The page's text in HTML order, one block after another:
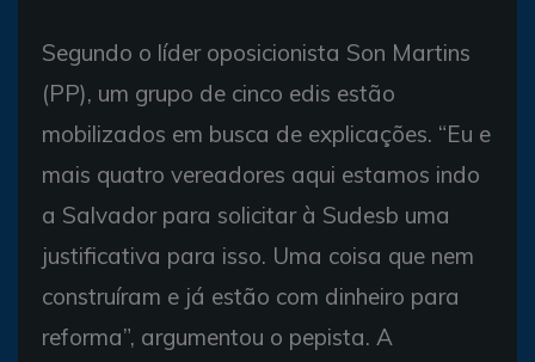
Segundo o líder oposicionista Son Martins
(PP), um grupo de cinco edis estão
mobilizados em busca de explicações. “Eu e
mais quatro vereadores aqui estamos indo
a Salvador para solicitar à Sudesb uma
justificativa para isso. Uma coisa que nem
construíram e já estão com dinheiro para
reforma”, argumentou o pepista. A